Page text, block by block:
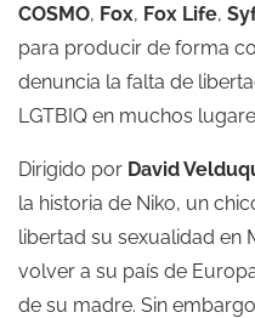
COSMO, Fox, Fox Life,
para producir de forma
denuncia la falta de
LGTBIQ en muchos
Dirigido por David
la historia de Niko, un
libertad su sexualidad en
volver a su país de
de su madre. Sin